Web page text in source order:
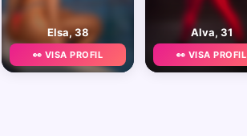
Elsa, 38
👀 VISA PROFIL
Alva, 31
👀 VISA PROFIL